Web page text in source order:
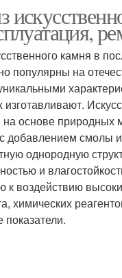
камня в
популярны на
изготавливают.
на основе природных
добавлением смолы
однородную
и
к воздействию
химических
показатели.